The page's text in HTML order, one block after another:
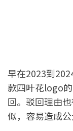
早在2023到
款四叶花logo
回。驳回理由
似，容易造成